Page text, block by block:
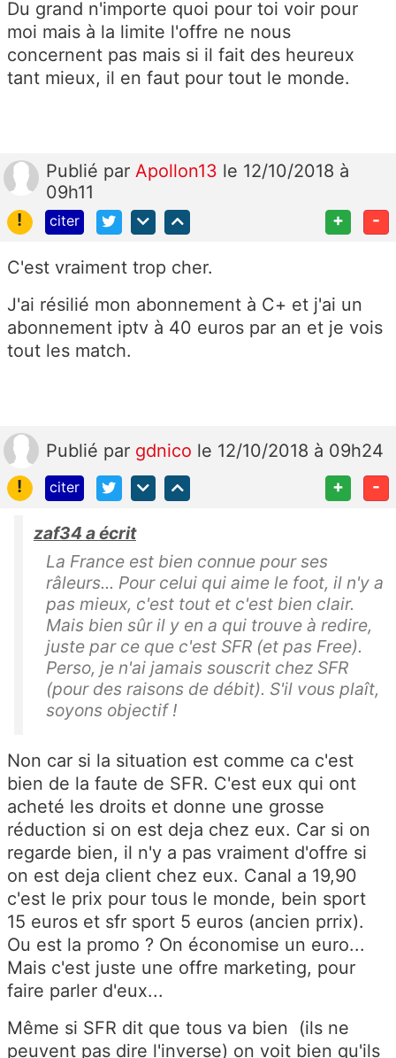
Du grand n'importe quoi pour toi voir pour
moi mais à la limite l'offre ne nous
concernent pas mais si il fait des heureux
tant mieux, il en faut pour tout le monde.
Publié par Apollon13 le 12/10/2018 à
09h11
!
citer + -
C'est vraiment trop cher.
J'ai résilié mon abonnement à C+ et j'ai un
abonnement iptv à 40 euros par an et je vois
tout les match.
Publié par gdnico le 12/10/2018 à 09h24
!
citer + -
zaf34 a écrit
La France est bien connue pour ses
râleurs... Pour celui qui aime le foot, il n'y a
pas mieux, c'est tout et c'est bien clair.
Mais bien sûr il y en a qui trouve à redire,
juste par ce que c'est SFR (et pas Free).
Perso, je n'ai jamais souscrit chez SFR
(pour des raisons de débit). S'il vous plaît,
soyons objectif !
Non car si la situation est comme ca c'est
bien de la faute de SFR. C'est eux qui ont
acheté les droits et donne une grosse
réduction si on est deja chez eux. Car si on
regarde bien, il n'y a pas vraiment d'offre si
on est deja client chez eux. Canal a 19,90
c'est le prix pour tous le monde, bein sport
15 euros et sfr sport 5 euros (ancien prrix).
Ou est la promo ? On économise un euro...
Mais c'est juste une offre marketing, pour
faire parler d'eux...
Même si SFR dit que tous va bien (ils ne
peuvent pas dire l'inverse) on voit bien qu'ils